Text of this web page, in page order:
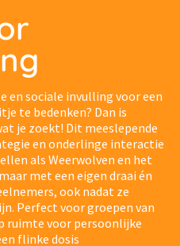
en sociale invulling voor een
te bedenken? Dan is
je zoekt! Dit meeslepende
en onderlinge interactie
als Weerwolven en het
met een eigen draai én
ook nadat ze
Perfect voor groepen van
ruimte voor persoonlijke
flinke dosis